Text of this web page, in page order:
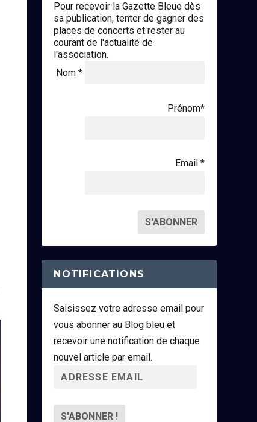
Pour recevoir la Gazette Bleue dès
sa publication, tenter de gagner des
places de concerts et rester au
courant de l'actualité de
l'association.
Nom *
Prénom*
Email *
NOTIFICATIONS
Saisissez votre adresse email pour
vous abonner au Blog bleu et
recevoir une notification de chaque
nouvel article par email.
r